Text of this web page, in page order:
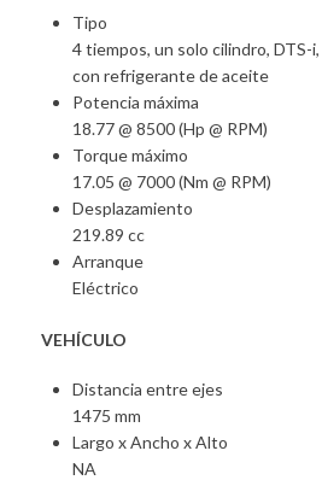
Tipo
4 tiempos, un solo cilindro, DTS-
con refrigerante de aceite
Potencia máxima
18.77 @ 8500 (Hp @ RPM)
Torque máximo
17.05 @ 7000 (Nm @ RPM)
Desplazamiento
219.89 cc
Arranque
Eléctrico
VEHÍCULO
Distancia entre ejes
1475 mm
Largo x Ancho x Alto
NA